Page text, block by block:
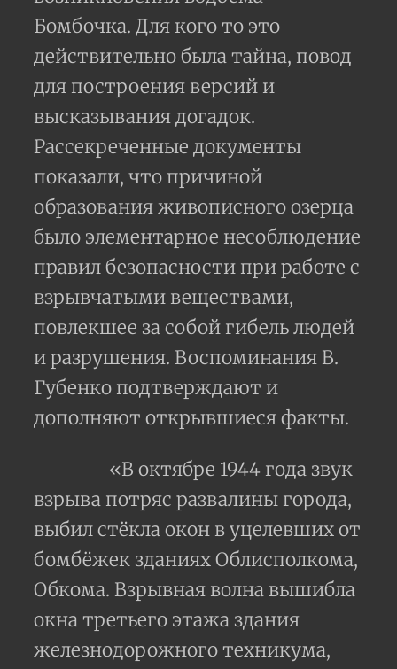
Бомбочка. Для кого то это
действительно была тайна, повод
для построения версий и
высказывания догадок.
Рассекреченные документы
показали, что причиной
образования живописного озерца
было элементарное несоблюдение
правил безопасности при работе с
взрывчатыми веществами,
повлекшее за собой гибель людей
и разрушения. Воспоминания В.
Губенко подтверждают и
дополняют открывшиеся факты.
«В октябре 1944 года звук
взрыва потряс развалины города,
выбил стёкла окон в уцелевших от
бомбёжек зданиях Облисполкома,
Обкома. Взрывная волна вышибла
окна третьего этажа здания
железнодорожного техникума,